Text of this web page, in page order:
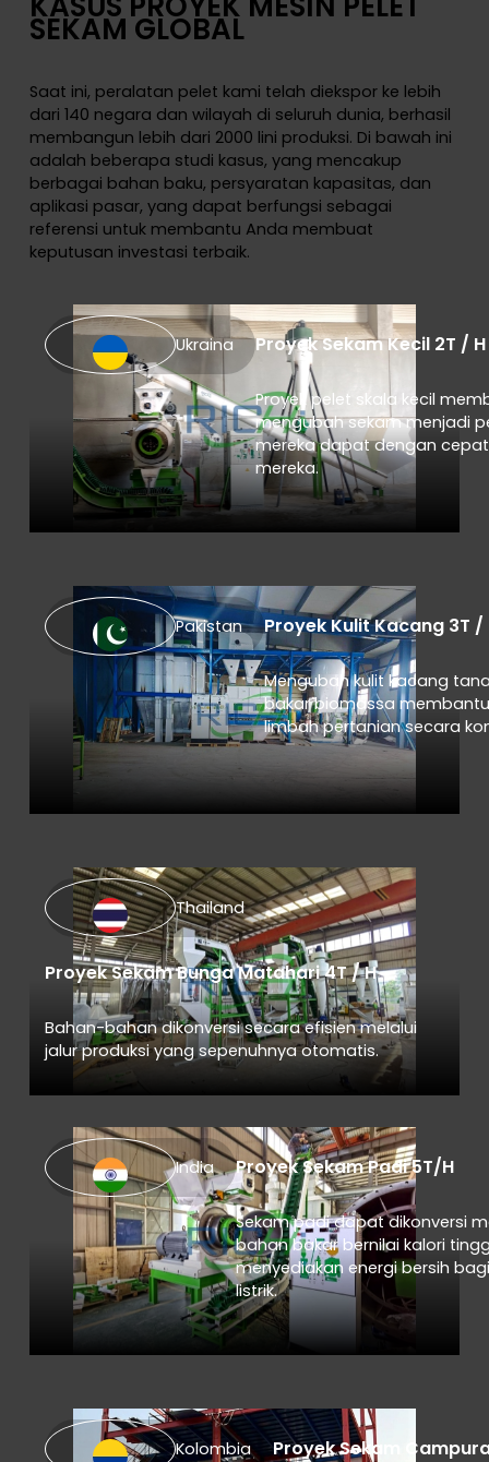
SEKAM GLOBAL
Saat ini, peralatan pelet kami telah diekspor ke lebih
dari 140 negara dan wilayah di seluruh dunia, berhasil
membangun lebih dari 2000 lini produksi. Di bawah ini
adalah beberapa studi kasus, yang mencakup
berbagai bahan baku, persyaratan kapasitas, dan
aplikasi pasar, yang dapat berfungsi sebagai
referensi untuk membantu Anda membuat
keputusan investasi terbaik.
Ukraina Proyek Sekam Kecil 2T / H
Proyek pelet skala kecil
mengubah sekam menjadi
mereka dapat dengan
mereka.
Pakistan Proyek Kulit Kacang 3T /
Mengubah kulit kacang
bakar biomassa
limbah pertanian secara
Thailand
Proyek Sekam Bunga Matahari 4T / H
Bahan-bahan dikonversi secara efisien melalui
jalur produksi yang sepenuhnya otomatis.
India Proyek Sekam Padi 5T/H
Sekam padi dapat dikonversi
bahan bakar bernilai kalori
menyediakan energi bersih
listrik.
Kolombia Proyek Sekam